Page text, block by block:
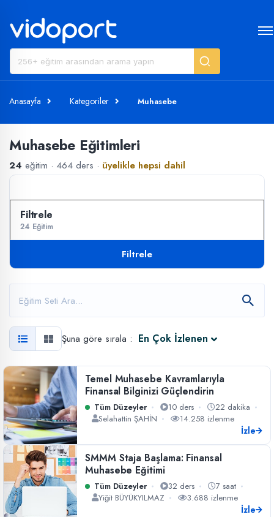
Anasayfa Kategoriler Muhasebe
Muhasebe Eğitimleri
24 eğitim · 464 ders · üyelikle hepsi dahil
24 Eğitim
Filtrele
Şuna göre sırala : En Çok İzlenen
Temel Muhasebe Kavramlarıyla
Finansal Bilginizi Güçlendirin
Tüm Düzeyler 10 ders
22 dakika
Selahattin ŞAHİN
14.258 izlenme
İzle
SMMM Staja Başlama: Finansal
Muhasebe Eğitimi
Tüm Düzeyler 32 ders
7 saat
Yiğit BÜYÜKYILMAZ
3.688 izlenme
İzle